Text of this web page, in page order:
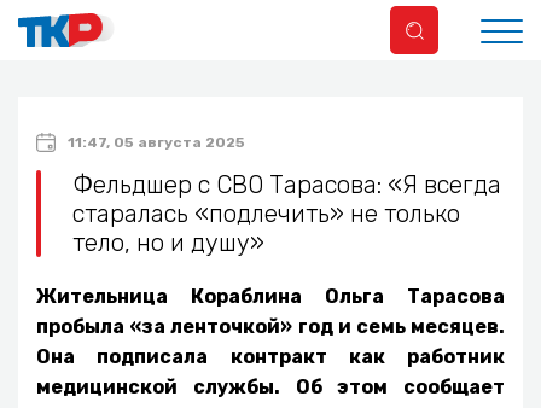
11:47, 05 августа 2025
Фельдшер с СВО Тарасова: «Я всегда
старалась «подлечить» не только
тело, но и душу»
Жительница Кораблина Ольга Тарасова
пробыла «за ленточкой» год и семь месяцев.
Она подписала контракт как работник
медицинской службы. Об этом сообщает